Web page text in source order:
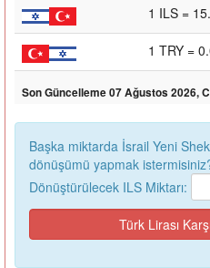
1 ILS =
1 TRY =
Son Güncelleme 07 Ağustos 2026,
Başka miktarda İsrail Yeni
dönüşümü yapmak
Dönüştürülecek ILS Miktarı: